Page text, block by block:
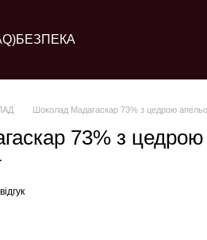
БЕЗПЕКА
Шоколад Мадагаскар 73% з цедрою
73% з